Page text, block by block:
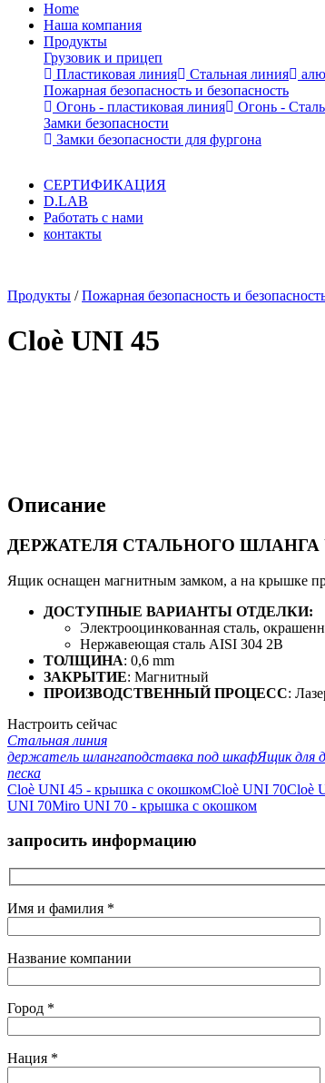
Home
Наша компания
Продукты
Грузовик и прицеп
Пластиковая линия
Стальная линия
Пожарная безопасность и безопасность
Огонь - пластиковая линия
Огонь -
Замки безопасности
Замки безопасности для фургона
СЕРТИФИКАЦИЯ
D.LAB
Работать с нами
контакты
Продукты /Пожарная безопасность и
Cloè UNI 45
Описание
ДЕРЖАТЕЛЯ СТАЛЬНОГО ШЛАНГА
Ящик оснащен магнитным замком, а на крышке
ДОСТУПНЫЕ ВАРИАНТЫ ОТДЕЛКИ:
Электрооцинкованная сталь,
Нержавеющая сталь AISI 304 2B
ТОЛЩИНА: 0,6 mm
ЗАКРЫТИЕ: Магнитный
ПРОИЗВОДСТВЕННЫЙ ПРОЦЕСС:
Настроить сейчас
Стальная линия
держатель шлангаподставка под шкафЯщик для
песка
Cloè UNI 45 - крышка с окошкомCloè UNI 70Cloè
UNI 70Miro UNI 70 - крышка с окошком
запросить информацию
Имя и фамилия *
Название компании
Город *
Нация *